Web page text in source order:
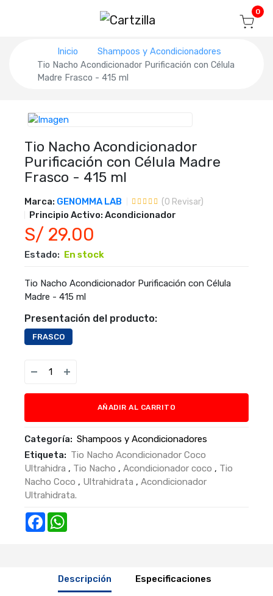
Seguir mi pedido 0
Inicio
Shampoos y Acondicionadores
Tio Nacho Acondicionador Purificación con Célula
Madre Frasco - 415 ml
Tio Nacho Acondicionador
Purificación con Célula Madre
Frasco - 415 ml
Marca: GENOMMA LAB (0 Revisar)
Principio Activo: Acondicionador
S/ 29.00
Estado: En stock
Tio Nacho Acondicionador Purificación con Célula
Madre - 415 ml
Presentación del producto:
FRASCO
AÑADIR AL CARRITO
Categoría: Shampoos y Acondicionadores
Etiqueta: Tio Nacho Acondicionador Coco
Ultrahidra , Tio Nacho , Acondicionador coco , Tio
Nacho Coco , Ultrahidrata , Acondicionador
Ultrahidrata.
Facebook
Descripción Especificaciones